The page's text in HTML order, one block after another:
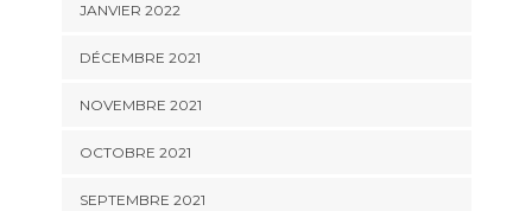
JANVIER 2022
DÉCEMBRE 2021
NOVEMBRE 2021
OCTOBRE 2021
SEPTEMBRE 2021